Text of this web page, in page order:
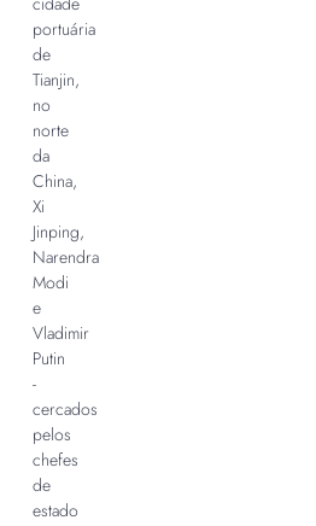
portuária
de
Tianjin,
no
norte
da
China,
Xi
Jinping,
Narendra
Modi
e
Vladimir
Putin
-
cercados
pelos
chefes
de
estado